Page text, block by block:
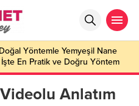
Yöntemle Yemyeşil Nane
İşte En Pratik ve Doğru Yöntem
Anlatım